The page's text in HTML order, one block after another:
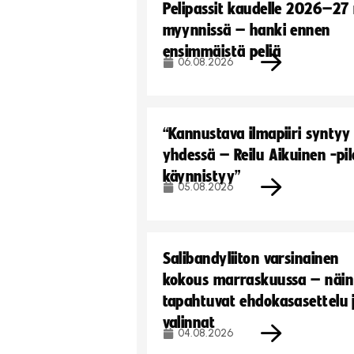
Pelipassit kaudelle
myynnissä – hanki ennen
ensimmäistä peliä
06.08.2026
“Kannustava ilmapiiri syntyy
yhdessä – Reilu Aikuinen -
käynnistyy”
05.08.2026
Salibandyliiton varsinainen
kokous marraskuussa – näin
tapahtuvat ehdokasasettelu
valinnat
04.08.2026